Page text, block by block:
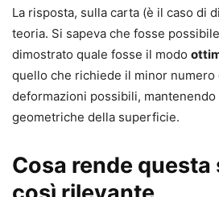
La risposta, sulla carta (è il caso di
teoria. Si sapeva che fosse
dimostrato quale fosse il modo
quello che richiede il minor numero
deformazioni possibili,
geometriche della superficie.
Cosa rende